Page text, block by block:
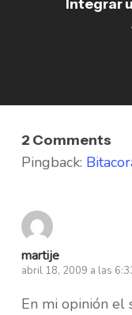
Integrar
2 Comments
Pingback:
martije
abril 18, 2009 a las
En mi opinión el